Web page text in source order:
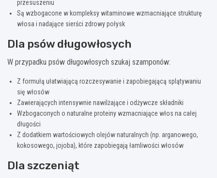
przesuszeniu
Są wzbogacone w kompleksy witaminowe wzmacniające strukturę
włosa i nadające sierści zdrowy połysk
Dla psów długowłosych
W przypadku psów długowłosych szukaj szamponów:
Z formułą ułatwiającą rozczesywanie i zapobiegającą splątywaniu
się włosów
Zawierających intensywnie nawilżające i odżywcze składniki
Wzbogaconych o naturalne proteiny wzmacniające włos na całej
długości
Z dodatkiem wartościowych olejów naturalnych (np. arganowego,
kokosowego, jojoba), które zapobiegają łamliwości włosów
Dla szczeniąt